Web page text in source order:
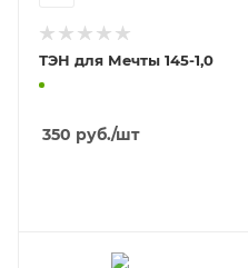
ТЭН для Мечты 145-1,0
350 руб./шт